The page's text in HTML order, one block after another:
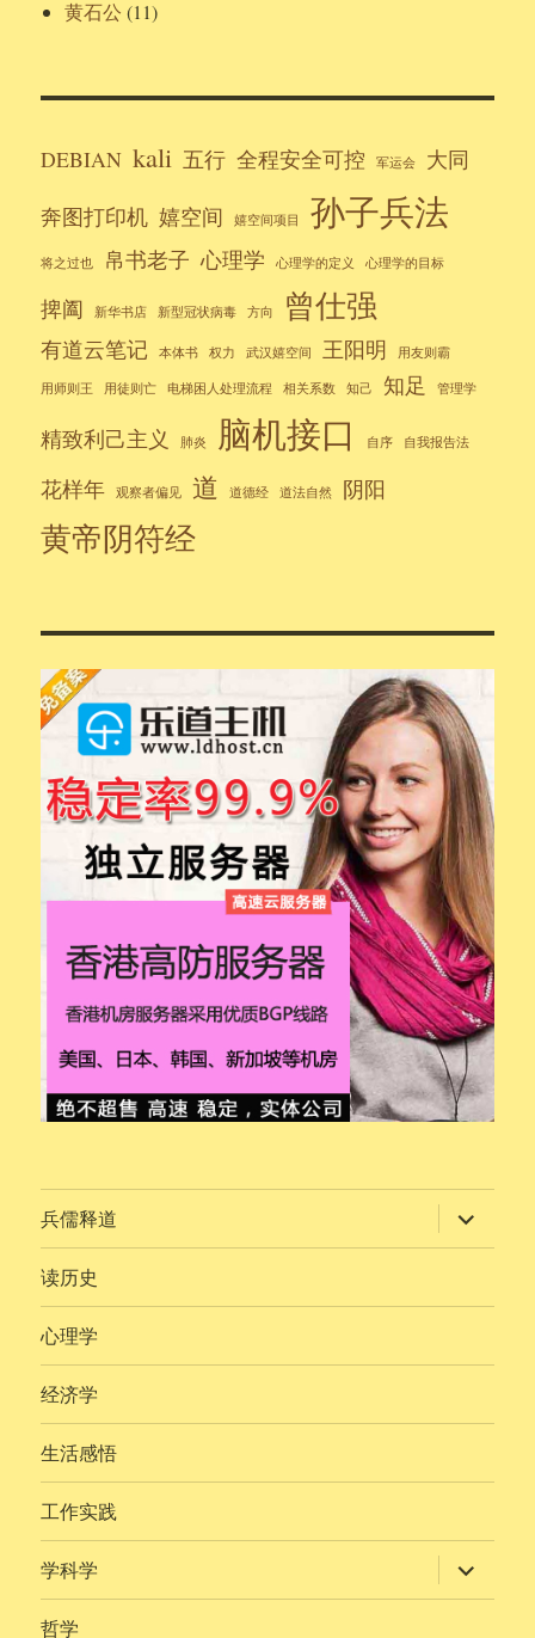
黄石公 (11)
DEBIAN kali 五行 全程安全可控 军运会
大同
奔图打印机 嬉空间 嬉空间项目 孙子兵法
将之过也 帛书老子 心理学 心理学的定义 心理学的目标
捭阖 新华书店 新型冠状病毒 方向 曾仕强
有道云笔记 本体书 权力 武汉嬉空间 王阳明 用友则霸
用师则王 用徒则亡 电梯困人处理流程 相关系数 知己 知足 管理学
精致利己主义 肺炎 脑机接口 自序 自我报告法
花样年 观察者偏见 道 道德经 道法自然 阴阳
黄帝阴符经
兵儒释道 展
开
子
读历史
心理学
经济学
生活感悟
工作实践
学科学 展
开
子
哲学